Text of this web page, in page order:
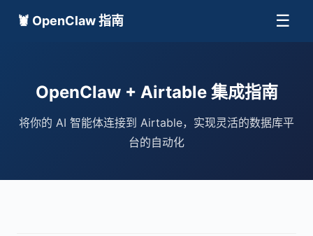
🦞 OpenClaw 指南 ☰
OpenClaw + Airtable 集成指南
将你的 AI 智能体连接到 Airtable，实现灵活的数据库平
台的自动化